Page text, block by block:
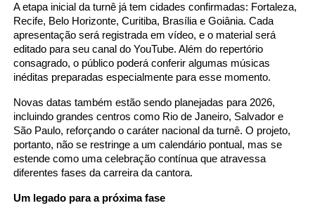
A etapa inicial da turnê já tem cidades confirmadas: Fortaleza,
Recife, Belo Horizonte, Curitiba, Brasília e Goiânia. Cada
apresentação será registrada em vídeo, e o material será
editado para seu canal do YouTube. Além do repertório
consagrado, o público poderá conferir algumas músicas
inéditas preparadas especialmente para esse momento.
Novas datas também estão sendo planejadas para 2026,
incluindo grandes centros como Rio de Janeiro, Salvador e
São Paulo, reforçando o caráter nacional da turnê. O projeto,
portanto, não se restringe a um calendário pontual, mas se
estende como uma celebração contínua que atravessa
diferentes fases da carreira da cantora.
Um legado para a próxima fase